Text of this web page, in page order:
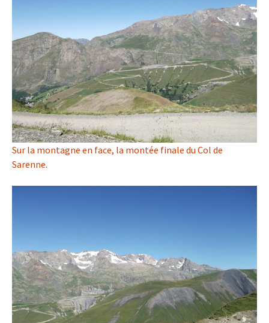
Sur la montagne en face, la montée finale du Col de
Sarenne.